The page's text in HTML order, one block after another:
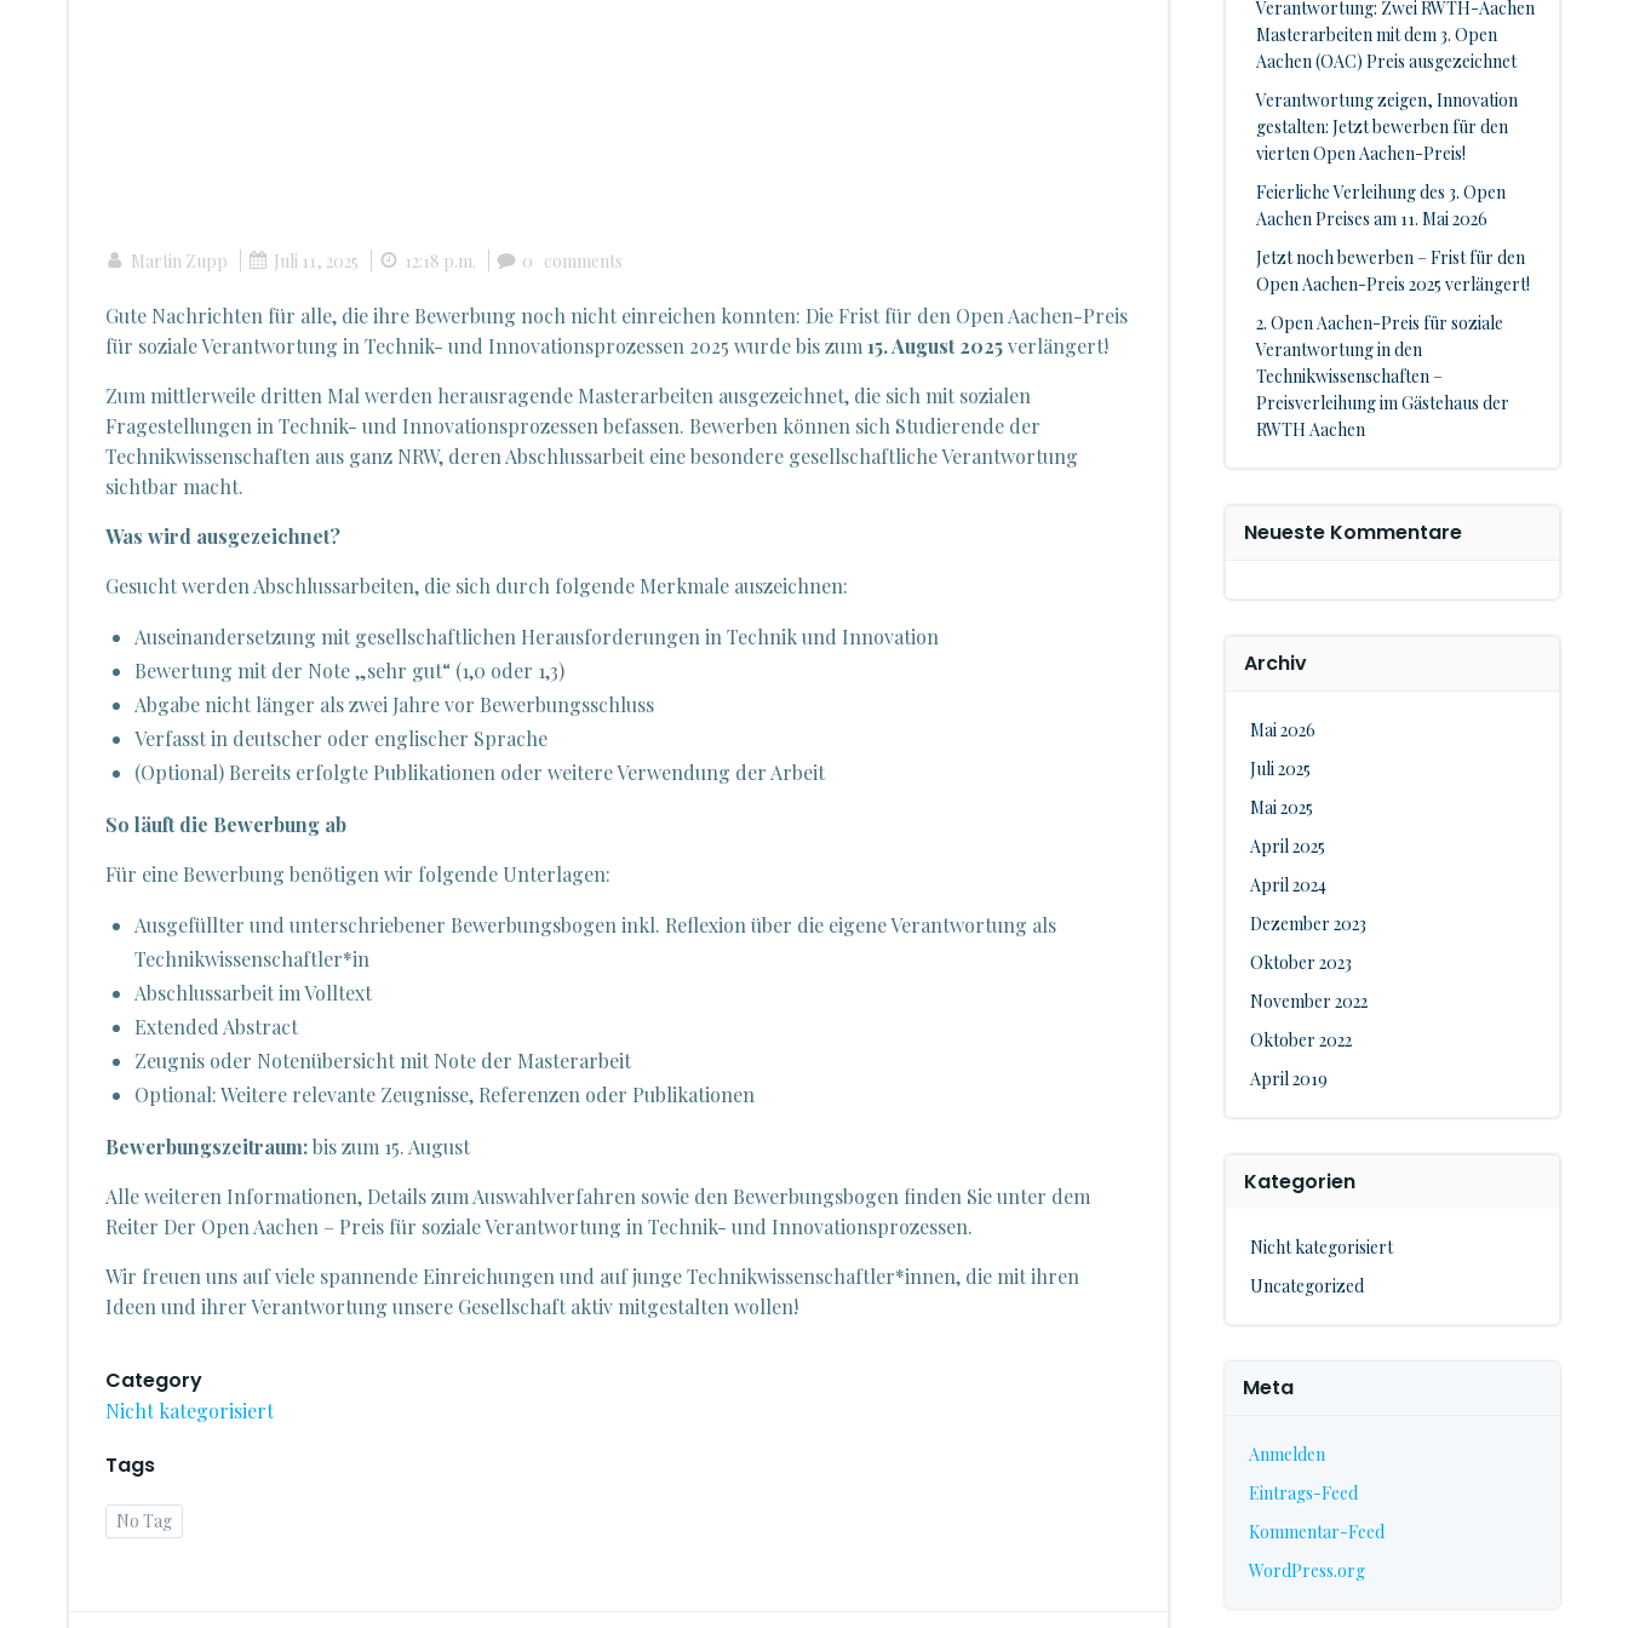
Martin Zupp Juli 11, 2025 12:18 p.m. 0 comments
Gute Nachrichten für alle, die ihre Bewerbung noch nicht einreichen konnten: Die Frist für den Open Aachen-Preis
für soziale Verantwortung in Technik- und Innovationsprozessen 2025 wurde bis zum 15. August 2025verlängert!
Zum mittlerweile dritten Mal werden herausragende Masterarbeiten ausgezeichnet, die sich mit sozialen
Fragestellungen in Technik- und Innovationsprozessen befassen. Bewerben können sich Studierende der
Technikwissenschaften aus ganz NRW, deren Abschlussarbeit eine besondere gesellschaftliche Verantwortung
sichtbar macht.
Was wird ausgezeichnet?
Gesucht werden Abschlussarbeiten, die sich durch folgende Merkmale auszeichnen:
Auseinandersetzung mit gesellschaftlichen Herausforderungen in Technik und Innovation
Bewertung mit der Note „sehr gut“ (1,0 oder 1,3)
Abgabe nicht länger als zwei Jahre vor Bewerbungsschluss
Verfasst in deutscher oder englischer Sprache
(Optional) Bereits erfolgte Publikationen oder weitere Verwendung der Arbeit
So läuft die Bewerbung ab
Für eine Bewerbung benötigen wir folgende Unterlagen:
Ausgefüllter und unterschriebener Bewerbungsbogen inkl. Reflexion über die eigene Verantwortung als
Technikwissenschaftler*in
Abschlussarbeit im Volltext
Extended Abstract
Zeugnis oder Notenübersicht mit Note der Masterarbeit
Optional: Weitere relevante Zeugnisse, Referenzen oder Publikationen
Bewerbungszeitraum:bis zum 15. August
Alle weiteren Informationen, Details zum Auswahlverfahren sowie den Bewerbungsbogen finden Sie unter dem
Reiter Der Open Aachen – Preis für soziale Verantwortung in Technik- und Innovationsprozessen.
Wir freuen uns auf viele spannende Einreichungen und auf junge Technikwissenschaftler*innen, die mit ihren
Ideen und ihrer Verantwortung unsere Gesellschaft aktiv mitgestalten wollen!
Category
Nicht kategorisiert
Tags
No Tag
Verantwortung: Zwei RWTH-Aachen
Masterarbeiten mit dem 3. Open
Aachen (OAC) Preis ausgezeichnet
Verantwortung zeigen, Innovation
gestalten: Jetzt bewerben für den
vierten Open Aachen-Preis!
Feierliche Verleihung des 3. Open
Aachen Preises am 11. Mai 2026
Jetzt noch bewerben – Frist für den
Open Aachen-Preis 2025 verlängert!
2. Open Aachen-Preis für soziale
Verantwortung in den
Technikwissenschaften –
Preisverleihung im Gästehaus der
RWTH Aachen
Neueste Kommentare
Archiv
Mai 2026
Juli 2025
Mai 2025
April 2025
April 2024
Dezember 2023
Oktober 2023
November 2022
Oktober 2022
April 2019
Kategorien
Nicht kategorisiert
Uncategorized
Meta
Anmelden
Eintrags-Feed
Kommentar-Feed
WordPress.org